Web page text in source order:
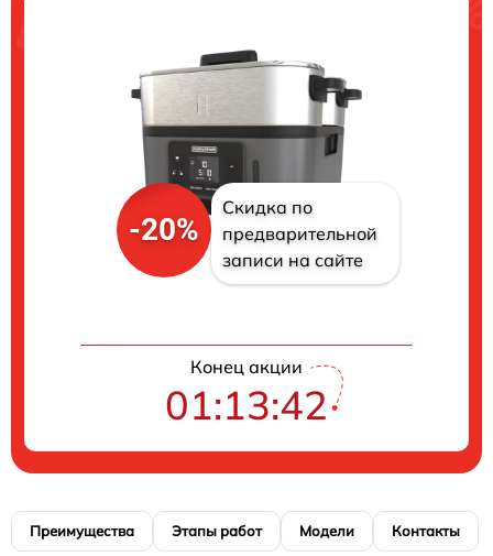
-20%
Скидка по
предварительной
записи на сайте
Конец акции
01:13:41
Преимущества Этапы работ Модели Контакты